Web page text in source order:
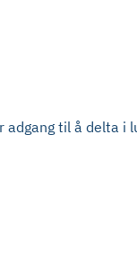
til å delta i